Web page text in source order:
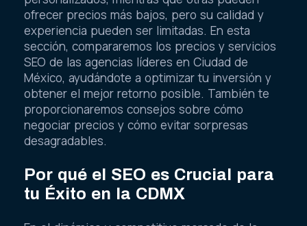
ofrecer precios más bajos, pero su calidad y
experiencia pueden ser limitadas. En esta
sección, compararemos los precios y servicios
SEO de las agencias líderes en Ciudad de
México, ayudándote a optimizar tu inversión y
obtener el mejor retorno posible. También te
proporcionaremos consejos sobre cómo
negociar precios y cómo evitar sorpresas
desagradables.
Por qué el SEO es Crucial para
tu Éxito en la CDMX